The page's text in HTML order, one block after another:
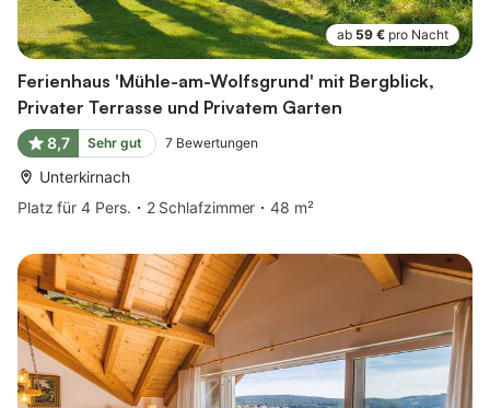
ab 59 € pro Nacht
Ferienhaus 'Mühle-am-Wolfsgrund' mit Bergblick,
Privater Terrasse und Privatem Garten
8,7 Sehr gut 7 Bewertungen
Unterkirnach
Platz für 4 Pers.
2 Schlafzimmer 48 m²